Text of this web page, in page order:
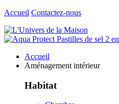
Accueil Contactez-nous
Accueil
Aménagement intérieur
Habitat